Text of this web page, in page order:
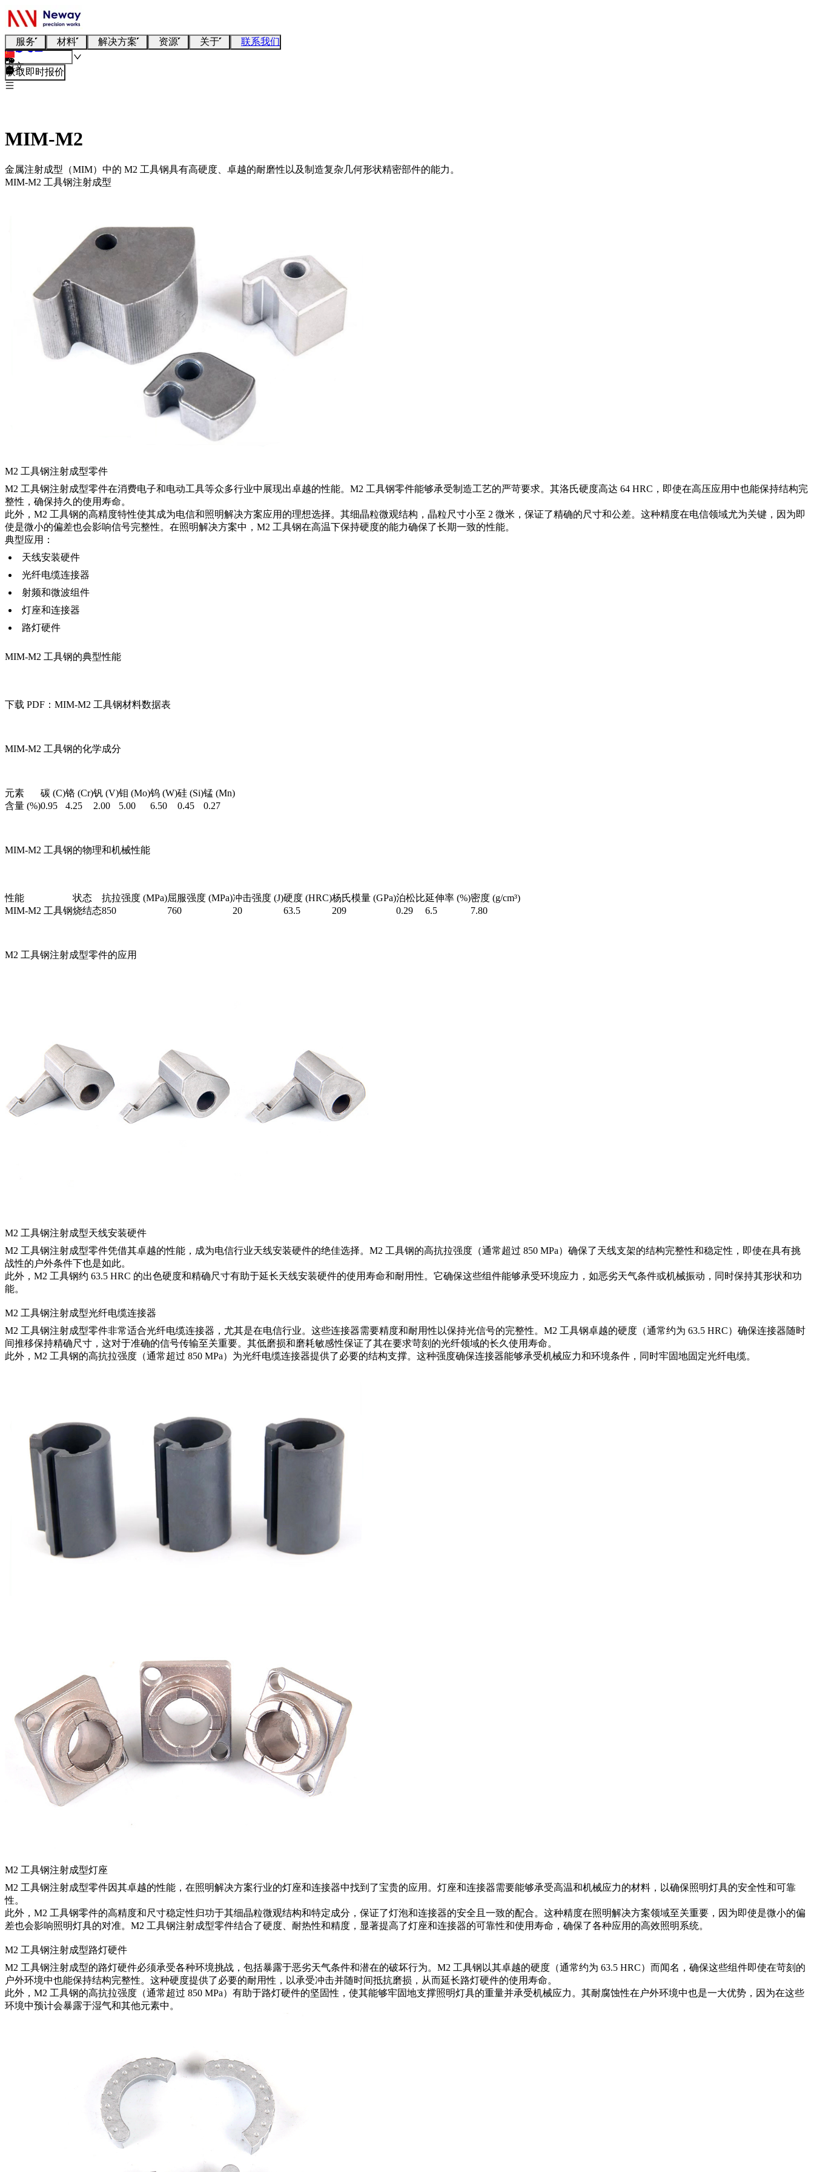
服务 材料 解决方案 资源 关于 联系我们
中文
获取即时报价
MIM-M2
金属注射成型（MIM）中的 M2 工具钢具有高硬度、卓越的耐磨性以及制造复杂几何形状精密部件的能力。
MIM-M2 工具钢注射成型
M2 工具钢注射成型零件
M2 工具钢注射成型零件在消费电子和电动工具等众多行业中展现出卓越的性能。M2 工具钢零件能够承受制造工艺的严苛要求。其洛氏硬度高达 64 HRC，即使在高压应用中也能保持结构完
整性，确保持久的使用寿命。
此外，M2 工具钢的高精度特性使其成为电信和照明解决方案应用的理想选择。其细晶粒微观结构，晶粒尺寸小至 2 微米，保证了精确的尺寸和公差。这种精度在电信领域尤为关键，因为即
使是微小的偏差也会影响信号完整性。在照明解决方案中，M2 工具钢在高温下保持硬度的能力确保了长期一致的性能。
典型应用：
天线安装硬件
光纤电缆连接器
射频和微波组件
灯座和连接器
路灯硬件
MIM-M2 工具钢的典型性能
下载 PDF：MIM-M2 工具钢材料数据表
MIM-M2 工具钢的化学成分
元素 碳 (C)铬 (Cr)钒 (V)钼 (Mo)钨 (W)硅 (Si)锰 (Mn)
含量 (%)0.95 4.25 2.00 5.00 6.50 0.45 0.27
MIM-M2 工具钢的物理和机械性能
性能 状态 抗拉强度 (MPa)屈服强度 (MPa)冲击强度 (J)硬度 (HRC)杨氏模量 (GPa)泊松比延伸率 (%)密度 (g/cm³)
MIM-M2 工具钢烧结态850 760 20 63.5 209 0.29 6.5 7.80
M2 工具钢注射成型零件的应用
M2 工具钢注射成型天线安装硬件
M2 工具钢注射成型零件凭借其卓越的性能，成为电信行业天线安装硬件的绝佳选择。M2 工具钢的高抗拉强度（通常超过 850 MPa）确保了天线支架的结构完整性和稳定性，即使在具有挑
战性的户外条件下也是如此。
此外，M2 工具钢约 63.5 HRC 的出色硬度和精确尺寸有助于延长天线安装硬件的使用寿命和耐用性。它确保这些组件能够承受环境应力，如恶劣天气条件或机械振动，同时保持其形状和功
能。
M2 工具钢注射成型光纤电缆连接器
M2 工具钢注射成型零件非常适合光纤电缆连接器，尤其是在电信行业。这些连接器需要精度和耐用性以保持光信号的完整性。M2 工具钢卓越的硬度（通常约为 63.5 HRC）确保连接器随时
间推移保持精确尺寸，这对于准确的信号传输至关重要。其低磨损和磨耗敏感性保证了其在要求苛刻的光纤领域的长久使用寿命。
此外，M2 工具钢的高抗拉强度（通常超过 850 MPa）为光纤电缆连接器提供了必要的结构支撑。这种强度确保连接器能够承受机械应力和环境条件，同时牢固地固定光纤电缆。
M2 工具钢注射成型灯座
M2 工具钢注射成型零件因其卓越的性能，在照明解决方案行业的灯座和连接器中找到了宝贵的应用。灯座和连接器需要能够承受高温和机械应力的材料，以确保照明灯具的安全性和可靠
性。
此外，M2 工具钢零件的高精度和尺寸稳定性归功于其细晶粒微观结构和特定成分，保证了灯泡和连接器的安全且一致的配合。这种精度在照明解决方案领域至关重要，因为即使是微小的偏
差也会影响照明灯具的对准。M2 工具钢注射成型零件结合了硬度、耐热性和精度，显著提高了灯座和连接器的可靠性和使用寿命，确保了各种应用的高效照明系统。
M2 工具钢注射成型路灯硬件
M2 工具钢注射成型的路灯硬件必须承受各种环境挑战，包括暴露于恶劣天气条件和潜在的破坏行为。M2 工具钢以其卓越的硬度（通常约为 63.5 HRC）而闻名，确保这些组件即使在苛刻的
户外环境中也能保持结构完整性。这种硬度提供了必要的耐用性，以承受冲击并随时间抵抗磨损，从而延长路灯硬件的使用寿命。
此外，M2 工具钢的高抗拉强度（通常超过 850 MPa）有助于路灯硬件的坚固性，使其能够牢固地支撑照明灯具的重量并承受机械应力。其耐腐蚀性在户外环境中也是一大优势，因为在这些
环境中预计会暴露于湿气和其他元素中。